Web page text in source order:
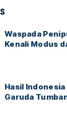
Waspada
Kenali Modus
Hasil
Garuda